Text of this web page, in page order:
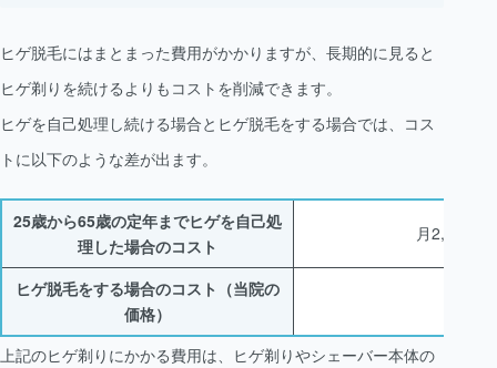
ヒゲ脱毛にはまとまった費用がかかりますが、長期的に見ると
ヒゲ剃りを続けるよりもコストを削減できます。
ヒゲを自己処理し続ける場合とヒゲ脱毛をする場合では、コス
トに以下のような差が出ます。
25歳から65歳の定年までヒゲを自己処
理した場合のコスト
月2,000円
ヒゲ脱毛をする場合のコスト（当院の
価格）
上記のヒゲ剃りにかかる費用は、ヒゲ剃りやシェーバー本体の